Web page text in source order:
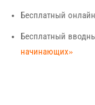
Бесплатный
Бесплатный
начинающих»